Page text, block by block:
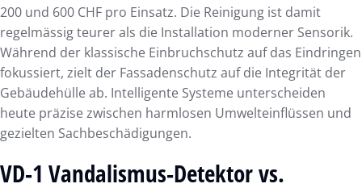
200 und 600 CHF pro Einsatz. Die Reinigung ist damit
regelmässig teurer als die Installation moderner Sensorik.
Während der klassische Einbruchschutz auf das Eindringen
fokussiert, zielt der Fassadenschutz auf die Integrität der
Gebäudehülle ab. Intelligente Systeme unterscheiden
heute präzise zwischen harmlosen Umwelteinflüssen und
gezielten Sachbeschädigungen.
VD-1 Vandalismus-Detektor vs.